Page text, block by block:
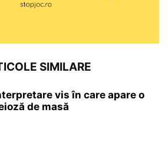
SIMILARE
vis în care apare o
de masă